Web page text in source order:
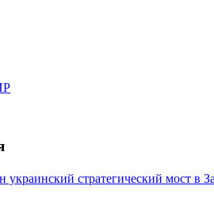
украинский стратегический мост в